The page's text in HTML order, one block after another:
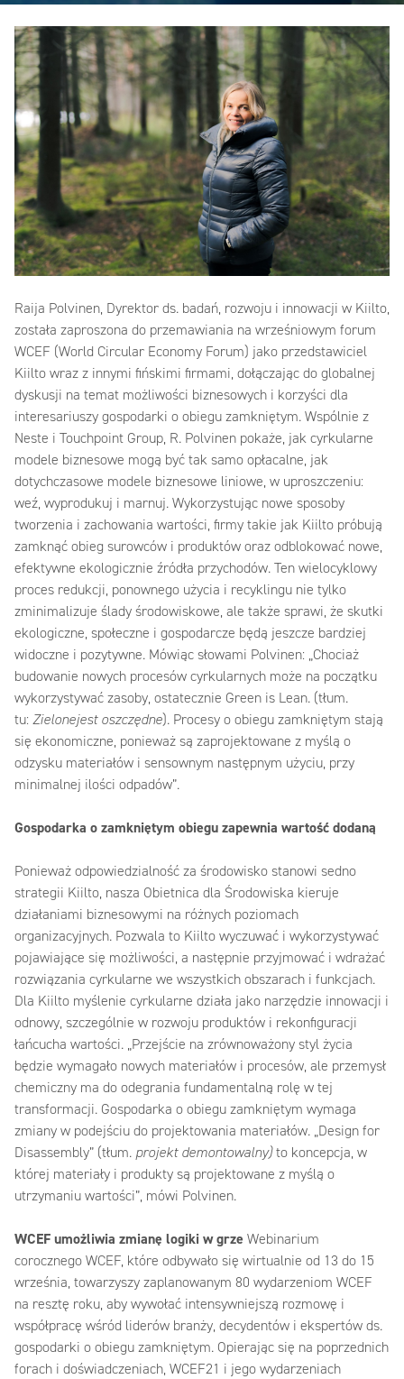
Raija Polvinen, Dyrektor ds. badań, rozwoju i innowacji w Kiilto,
została zaproszona do przemawiania na wrześniowym forum
WCEF (World Circular Economy Forum) jako przedstawiciel
Kiilto wraz z innymi fińskimi firmami, dołączając do globalnej
dyskusji na temat możliwości biznesowych i korzyści dla
interesariuszy gospodarki o obiegu zamkniętym. Wspólnie z
Neste i Touchpoint Group, R. Polvinen pokaże, jak cyrkularne
modele biznesowe mogą być tak samo opłacalne, jak
dotychczasowe modele biznesowe liniowe, w uproszczeniu:
weź, wyprodukuj i marnuj. Wykorzystując nowe sposoby
tworzenia i zachowania wartości, firmy takie jak Kiilto próbują
zamknąć obieg surowców i produktów oraz odblokować nowe,
efektywne ekologicznie źródła przychodów. Ten wielocyklowy
proces redukcji, ponownego użycia i recyklingu nie tylko
zminimalizuje ślady środowiskowe, ale także sprawi, że skutki
ekologiczne, społeczne i gospodarcze będą jeszcze bardziej
widoczne i pozytywne. Mówiąc słowami Polvinen: „Chociaż
budowanie nowych procesów cyrkularnych może na początku
wykorzystywać zasoby, ostatecznie Green is Lean. (tłum.
tu: Zielonejest oszczędne). Procesy o obiegu zamkniętym stają
się ekonomiczne, ponieważ są zaprojektowane z myślą o
odzysku materiałów i sensownym następnym użyciu, przy
minimalnej ilości odpadów”.
Gospodarka o zamkniętym obiegu zapewnia wartość dodaną
Ponieważ odpowiedzialność za środowisko stanowi sedno
strategii Kiilto, nasza Obietnica dla Środowiska kieruje
działaniami biznesowymi na różnych poziomach
organizacyjnych. Pozwala to Kiilto wyczuwać i wykorzystywać
pojawiające się możliwości, a następnie przyjmować i wdrażać
rozwiązania cyrkularne we wszystkich obszarach i funkcjach.
Dla Kiilto myślenie cyrkularne działa jako narzędzie innowacji i
odnowy, szczególnie w rozwoju produktów i rekonfiguracji
łańcucha wartości. „Przejście na zrównoważony styl życia
będzie wymagało nowych materiałów i procesów, ale przemysł
chemiczny ma do odegrania fundamentalną rolę w tej
transformacji. Gospodarka o obiegu zamkniętym wymaga
zmiany w podejściu do projektowania materiałów. „Design for
Disassembly” (tłum. projekt demontowalny)to koncepcja, w
której materiały i produkty są projektowane z myślą o
utrzymaniu wartości”, mówi Polvinen.
WCEF umożliwia zmianę logiki w grze Webinarium
corocznego WCEF, które odbywało się wirtualnie od 13 do 15
września, towarzyszy zaplanowanym 80 wydarzeniom WCEF
na resztę roku, aby wywołać intensywniejszą rozmowę i
współpracę wśród liderów branży, decydentów i ekspertów ds.
gospodarki o obiegu zamkniętym. Opierając się na poprzednich
forach i doświadczeniach, WCEF21 i jego wydarzeniach